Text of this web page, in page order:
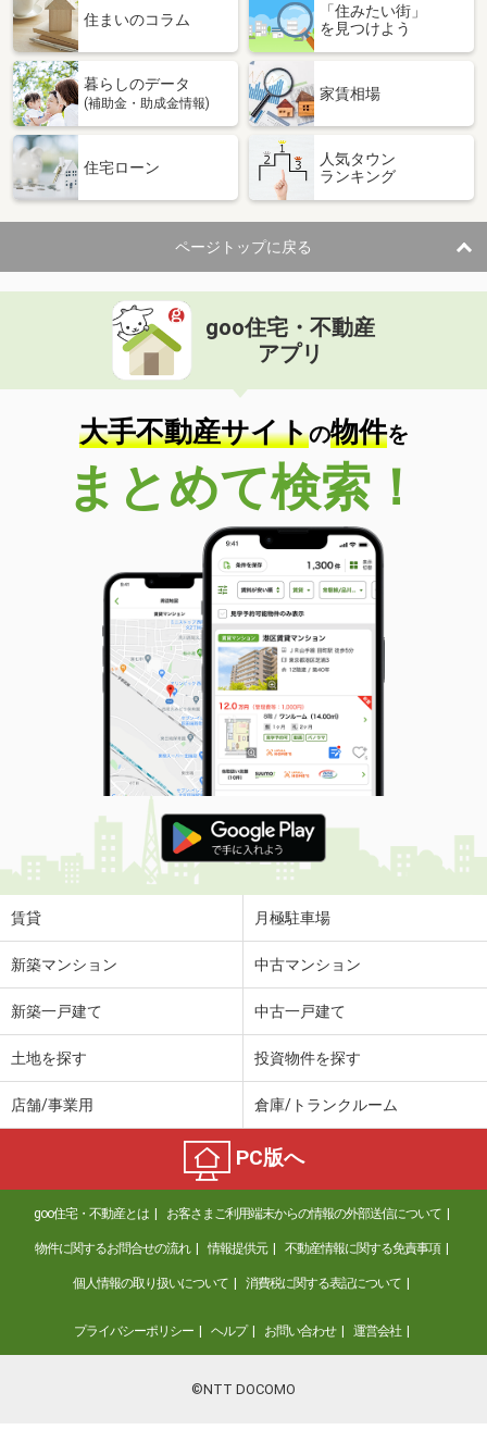
住まいのコラム
「住みたい街」
を見つけよう
暮らしのデータ
(補助金・助成金情報)
家賃相場
住宅ローン
人気タウン
ランキング
ページトップに戻る
goo住宅・不動産
アプリ
大手不動産サイトの物件を
まとめて検索！
賃貸 月極駐車場
新築マンション 中古マンション
新築一戸建て 中古一戸建て
土地を探す 投資物件を探す
店舗/事業用 倉庫/トランクルーム
PC版へ
goo住宅・不動産とは お客さまご利用端末からの情報の外部送信について
物件に関するお問合せの流れ 情報提供元 不動産情報に関する免責事項
個人情報の取り扱いについて 消費税に関する表記について
プライバシーポリシー ヘルプ お問い合わせ 運営会社
©NTT DOCOMO